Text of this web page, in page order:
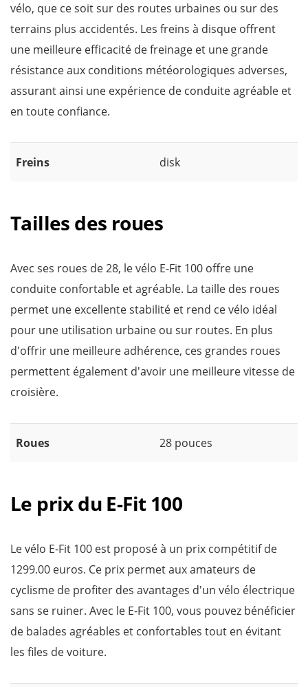
vélo, que ce soit sur des routes urbaines ou sur des
terrains plus accidentés. Les freins à disque offrent
une meilleure efficacité de freinage et une grande
résistance aux conditions météorologiques adverses,
assurant ainsi une expérience de conduite agréable et
en toute confiance.
Freins disk
Tailles des roues
Avec ses roues de 28, le vélo E-Fit 100 offre une
conduite confortable et agréable. La taille des roues
permet une excellente stabilité et rend ce vélo idéal
pour une utilisation urbaine ou sur routes. En plus
d'offrir une meilleure adhérence, ces grandes roues
permettent également d'avoir une meilleure vitesse de
croisière.
Roues 28 pouces
Le prix du E-Fit 100
Le vélo E-Fit 100 est proposé à un prix compétitif de
1299.00 euros. Ce prix permet aux amateurs de
cyclisme de profiter des avantages d'un vélo électrique
sans se ruiner. Avec le E-Fit 100, vous pouvez bénéficier
de balades agréables et confortables tout en évitant
les files de voiture.